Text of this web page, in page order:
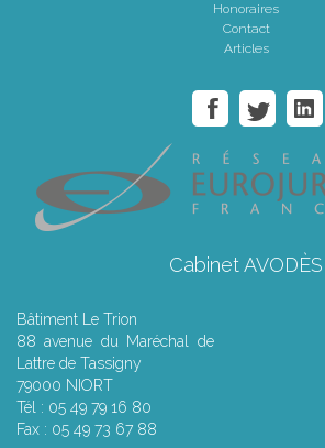
Honoraires
Contact
Articles
Cabinet AVODÈS
Bâtiment Le Trion
88 avenue du Maréchal de
Lattre de Tassigny
79000 NIORT
Tél : 05 49 79 16 80
Fax : 05 49 73 67 88